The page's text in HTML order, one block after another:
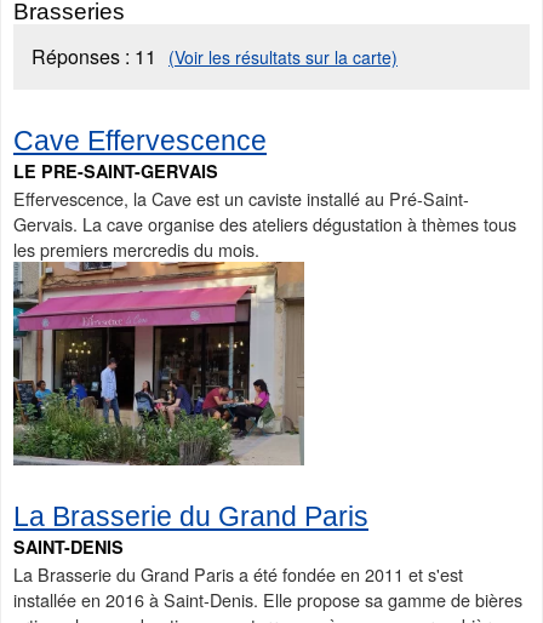
Brasseries
Réponses : 11 (Voir les résultats sur la carte)
Cave Effervescence
LE PRE-SAINT-GERVAIS
Effervescence, la Cave est un caviste installé au Pré-Saint-
Gervais. La cave organise des ateliers dégustation à thèmes tous
les premiers mercredis du mois.
La Brasserie du Grand Paris
SAINT-DENIS
La Brasserie du Grand Paris a été fondée en 2011 et s'est
installée en 2016 à Saint-Denis. Elle propose sa gamme de bières